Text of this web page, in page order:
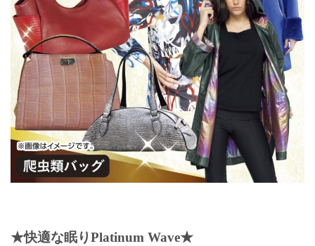
★快適な眠りPlatinum Wave★